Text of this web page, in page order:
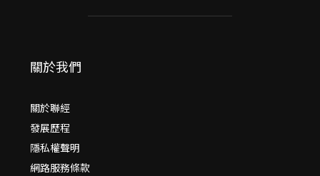
關於我們
關於聯經
發展歷程
隱私權聲明
網路服務條款